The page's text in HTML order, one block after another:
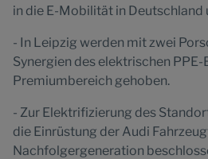
in die E-Mobilität in Deutschland
- In Leipzig werden mit zwei
Synergien des elektrischen
Premiumbereich gehoben.
- Zur Elektrifizierung des
die Einrüstung der Audi
Nachfolgergeneration